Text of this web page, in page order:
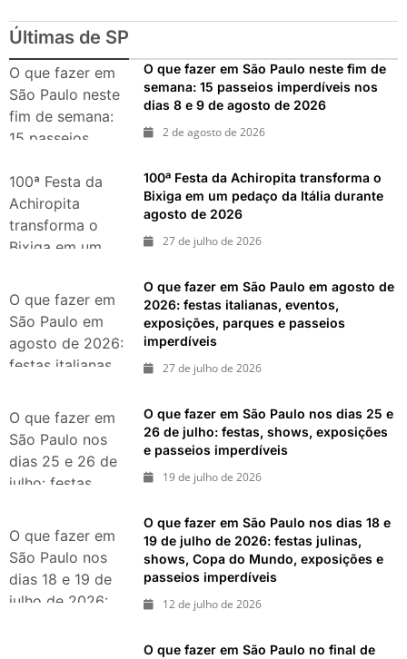
Últimas de SP
O que fazer em
São Paulo neste
fim de semana:
15 passeios
dias 8 e 9 de
agosto de 2026
O que fazer em São Paulo neste fim de
semana: 15 passeios imperdíveis nos
dias 8 e 9 de agosto de 2026
2 de agosto de 2026
100ª Festa da
Achiropita
transforma o
Bixiga em um
durante agosto
de 2026
100ª Festa da Achiropita transforma o
Bixiga em um pedaço da Itália durante
agosto de 2026
27 de julho de 2026
O que fazer em
São Paulo em
agosto de 2026:
festas italianas,
exposições,
parques e
passeios
imperdíveis
O que fazer em São Paulo em agosto de
2026: festas italianas, eventos,
exposições, parques e passeios
imperdíveis
27 de julho de 2026
O que fazer em
São Paulo nos
dias 25 e 26 de
julho: festas,
exposições e
passeios
imperdíveis
O que fazer em São Paulo nos dias 25 e
26 de julho: festas, shows, exposições
e passeios imperdíveis
19 de julho de 2026
O que fazer em
São Paulo nos
dias 18 e 19 de
julho de 2026:
O que fazer em São Paulo nos dias 18 e
19 de julho de 2026: festas julinas,
shows, Copa do Mundo, exposições e
passeios imperdíveis
12 de julho de 2026
O que fazer em São Paulo no final de